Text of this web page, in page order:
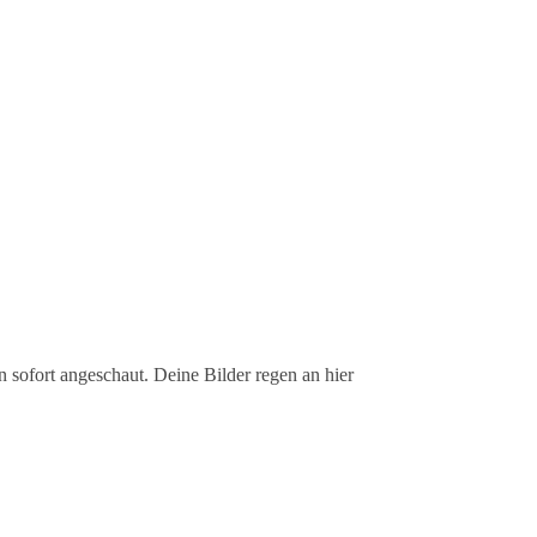
angeschaut. Deine Bilder regen an hier